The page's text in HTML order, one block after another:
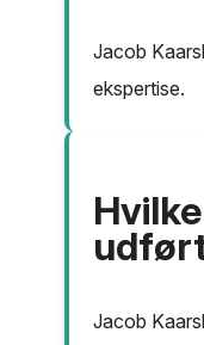
Jacob
ekspertise.
Jacob